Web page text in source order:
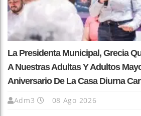
La Presidenta Municipal, Grecia
A Nuestras Adultas Y Adultos
Aniversario De La Casa Diurna
Adm3 08 Ago 2026